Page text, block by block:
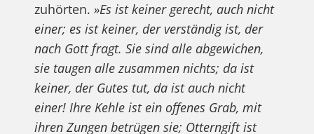
zuhörten. »Es ist keiner gerecht, auch nicht
einer; es ist keiner, der verständig ist, der
nach Gott fragt. Sie sind alle abgewichen,
sie taugen alle zusammen nichts; da ist
keiner, der Gutes tut, da ist auch nicht
einer! Ihre Kehle ist ein offenes Grab, mit
ihren Zungen betrügen sie; Otterngift ist